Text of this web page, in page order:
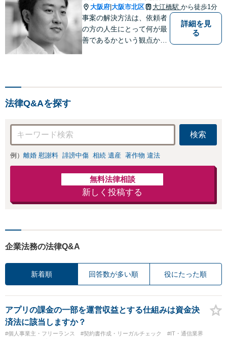
大阪府 大阪市北区 大江橋駅 から徒歩1分
事案の解決方法は、依頼者
の方の人生にとって何が最
善であるかという観点か
詳細を見
る
法律Q&Aを探す
検索
例） 離婚 慰謝料 誹謗中傷 相続 遺産 著作物 違法
無料法律相談
新しく投稿する
企業法務の法律Q&A
新着順 回答数が多い順 役にたった順
アプリの課金の一部を運営収益とする仕組みは資金決
済法に該当しますか？
#個人事業主・フリーランス #契約書作成・リーガルチェック
#IT・通信業界